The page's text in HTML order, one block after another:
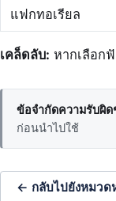
แฟกทอเรียล
เคล็ดลับ: หากเลือก
ข้อจำกัดความรับผิ
ก่อนนำไปใช้
← กลับไปยังหมวด